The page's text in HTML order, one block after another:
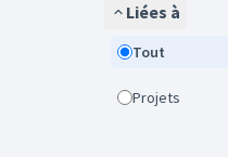
Liées à
Tout
Projets